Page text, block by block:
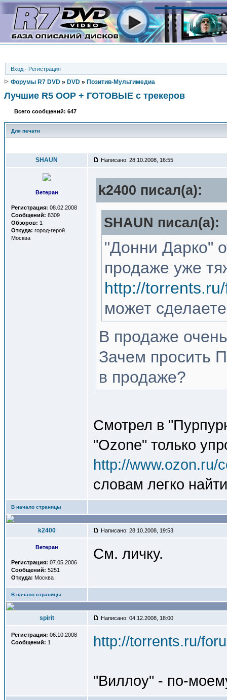
Вход · Регистрация
Форумы R7 DVD » DVD » Позитив-Мультимедиа
Лучшие R5 OOP + ГОТОВЫЕ с трекеров
Всего сообщений: 647
Для печати
SHAUN Написано: 28.10.2008, 16:55
Ветеран
Регистрация: 08.02.2008
Сообщений: 8309
Обзоров: 1
Откуда: город-герой
Москва
k2400 писал(a):
SHAUN писал(a):
"Донни Дарко"
продаже уже
http://
может
В продаже
Зачем просить
в продаже?
Смотрел в
"Ozone" только
http://www.ozon.ru/
словам легко
В начало страницы
k2400 Написано: 28.10.2008, 19:53
Ветеран
Регистрация: 07.05.2006
Сообщений: 5251
Откуда: Москва
См. личку.
В начало страницы
spirit Написано: 04.12.2008, 18:00
Регистрация: 06.10.2008
Сообщений: 1 http://torrents.ru/
"Виллоу" - по-